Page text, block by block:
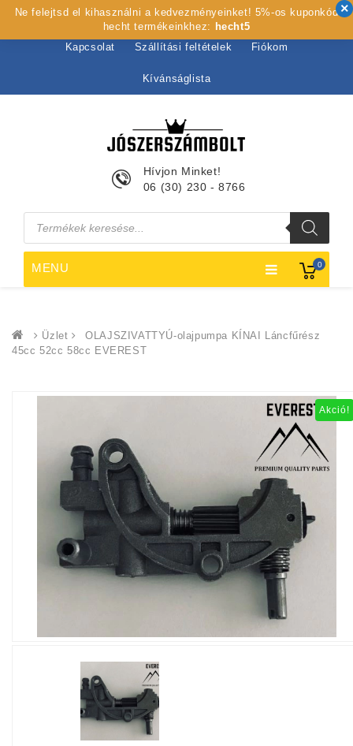
Kezdőlap Rólunk Webshop Szolgáltatások
Kapcsolat Szállítási feltételek Fiókom
Kívánságlista
0
Hívjon Minket!
06 (30) 230 - 8766
Products
search
MENU
Üzlet
OLAJSZIVATTYÚ-olajpumpa KÍNAI Láncfűrész
45cc 52cc 58cc EVEREST
Akció!
Ne felejtsd el kihasználni a kedvezményeinket! 5%-os kuponkód
hecht termékeinkhez: hecht5